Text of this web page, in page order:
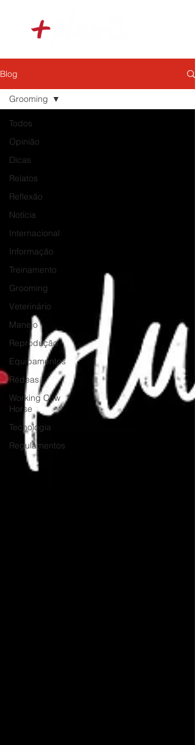
Blog
Todos
Opinião
Dicas
Relatos
Reflexão
Notícia
Internacional
Informação
Treinamento
Grooming
Veterinário
Manejo
Reprodução
Equipamentos
Rédeas
Working Cow
Horse
Tecnologia
Regulamentos
Grooming